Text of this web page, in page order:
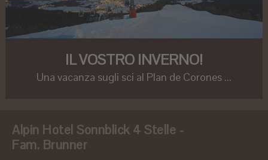
IL VOSTRO INVERNO!
Una vacanza sugli sci al Plan de Corones ...
Alpin Hotel Sonnblick 4 Stelle -
Fam. Brunner